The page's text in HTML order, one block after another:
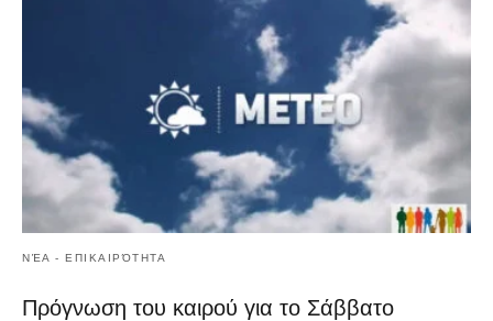
ΝΈΑ - ΕΠΙΚΑΙΡΌΤΗΤΑ
Πρόγνωση του καιρού για το Σάββατο